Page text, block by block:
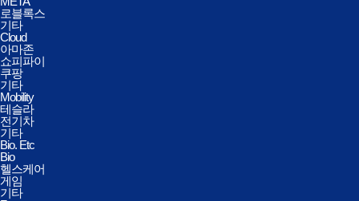
로블록스
기타
Cloud
아마존
쇼피파이
쿠팡
기타
Mobility
테슬라
전기차
기타
Bio. Etc
Bio
헬스케어
게임
기타